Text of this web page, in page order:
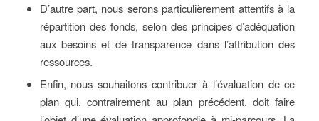
D’autre part, nous serons particulièrement attentifs à la
répartition des fonds, selon des principes d’adéquation
aux besoins et de transparence dans l’attribution des
ressources.
Enfin, nous souhaitons contribuer à l’évaluation de ce
plan qui, contrairement au plan précédent, doit faire